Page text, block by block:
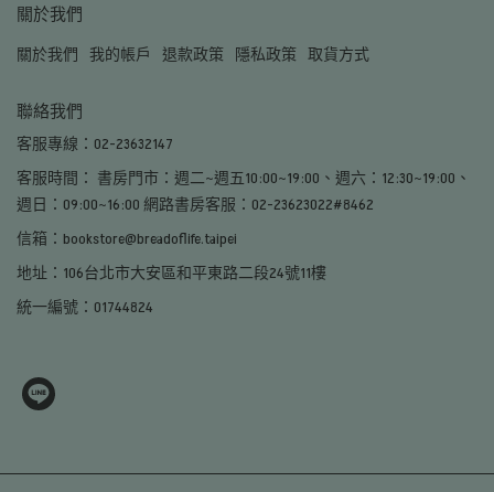
關於我們
關於我們 我的帳戶 退款政策 隱私政策 取貨方式
聯絡我們
客服專線：02-23632147
客服時間： 書房門市：週二~週五10:00~19:00、週六：12:30~19:00、
週日：09:00~16:00 網路書房客服：02-23623022#8462
信箱：bookstore@breadoflife.taipei
地址：106台北市大安區和平東路二段24號11樓
統一編號：01744824